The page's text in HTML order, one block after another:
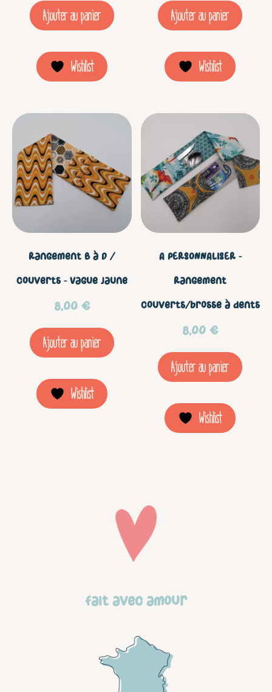
Ajouter au panier
Wishlist
Ajouter au panier
Wishlist
Rangement B à D /
couverts – Vague jaune
8,00 €
Ajouter au panier
Wishlist
A PERSONNALISER –
Rangement
couverts/brosse à dents
8,00 €
Ajouter au panier
Wishlist
Fait avec amour